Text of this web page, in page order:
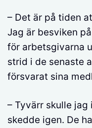
– Det är på tiden
Jag är besviken
för arbetsgivarna
strid i de senaste
försvarat sina
– Tyvärr skulle
skedde igen. De